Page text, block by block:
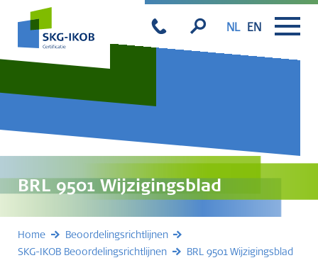
NL EN
BRL 9501 Wijzigingsblad
Home
Beoordelingsrichtlijnen
SKG-IKOB Beoordelingsrichtlijnen
BRL 9501 Wijzigingsblad